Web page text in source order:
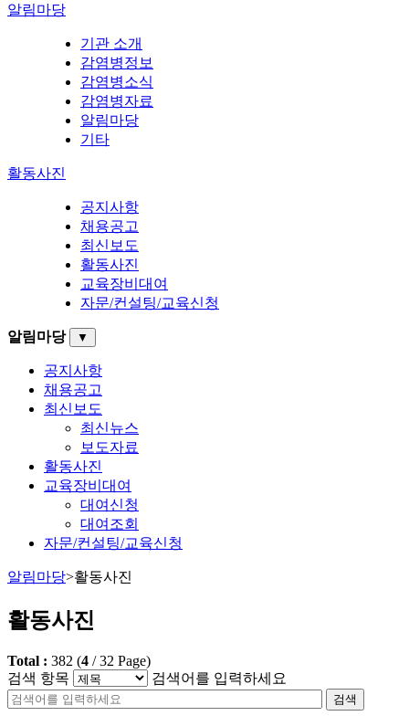
알림마당
기관 소개
감염병정보
감염병소식
감염병자료
알림마당
기타
활동사진
공지사항
채용공고
최신보도
활동사진
교육장비대여
자문/컨설팅/교육신청
알림마당 ▼
공지사항
채용공고
최신보도
최신뉴스
보도자료
활동사진
교육장비대여
대여신청
대여조회
자문/컨설팅/교육신청
알림마당>활동사진
활동사진
Total : 382 (4 /32 Page)
검색 항목
검색어를 입력하세요
검색